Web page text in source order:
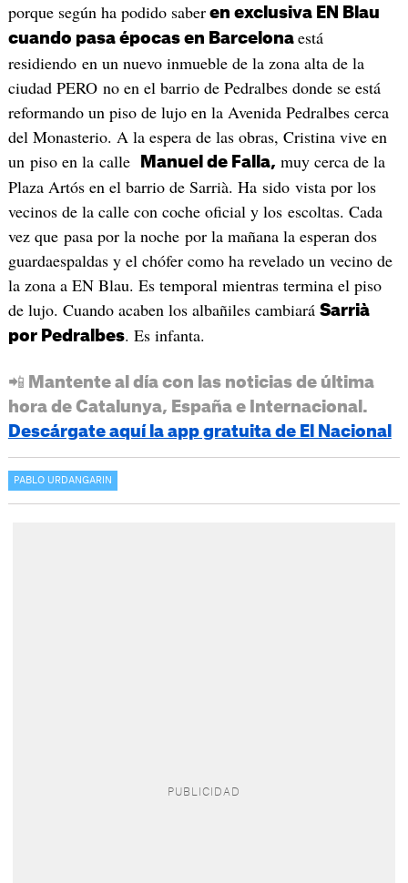
porque según ha podido saberen exclusiva EN Blau
cuando pasa épocas en Barcelona está
residiendo en un nuevo inmueble de la zona alta de la
ciudad PERO no en el barrio de Pedralbes donde se está
reformando un piso de lujo en la Avenida Pedralbes cerca
del Monasterio. A la espera de las obras, Cristina vive en
un piso en la calle
Manuel de Falla, muy cerca de la
Plaza Artós en el barrio de Sarrià. Ha sido vista por los
vecinos de la calle con coche oficial y los escoltas. Cada
vez que pasa por la noche por la mañana la esperan dos
guardaespaldas y el chófer como ha revelado un vecino de
la zona a EN Blau. Es temporal mientras termina el piso
de lujo. Cuando acaben los albañiles cambiará Sarrià
por Pedralbes. Es infanta.
📲 Mantente al día con las noticias de última
hora de Catalunya, España e Internacional.
Descárgate aquí la app gratuita de El Nacional
PABLO URDANGARIN